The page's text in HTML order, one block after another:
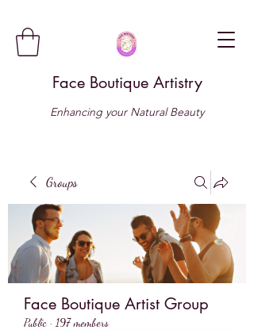
Face Boutique Artistry
Enhancing your Natural Beauty
Groups
Face Boutique Artist Group
Public · 197 members